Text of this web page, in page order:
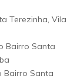
Terezinha, Vila
Bairro Santa
Bairro Santa